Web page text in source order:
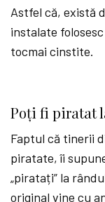
Astfel că, există
instalate
tocmai cinstite.
Poți fi piratat
Faptul că tinerii
piratate, îi
„piratați” la
original vine cu